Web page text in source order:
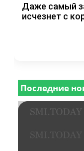
Даже самый
исчезнет с